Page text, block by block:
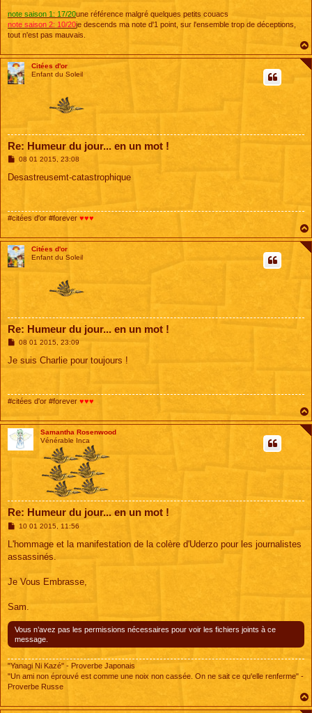
note saison 1: 17/20une référence malgré quelques petits couacs
note saison 2: 10/20je descends ma note d'1 point, sur l'ensemble trop de déceptions,
tout n'est pas mauvais.
Citées d'or
Enfant du Soleil
Re: Humeur du jour... en un mot !
M
s
08 01 2015, 23:08
Desastreusemt-catastrophique
#citées d'or #forever ♥♥♥
Citées d'or
Enfant du Soleil
Re: Humeur du jour... en un mot !
M
s
08 01 2015, 23:09
Je suis Charlie pour toujours !
#citées d'or #forever ♥♥♥
Samantha Rosenwood
Vénérable Inca
Re: Humeur du jour... en un mot !
M
s
a
10 01 2015, 11:56
L'hommage et la manifestation de la colère d'Uderzo pour les journalistes
assassinés.
Je Vous Embrasse,
Sam.
Vous n’avez pas les permissions nécessaires pour voir les fichiers joints à ce
message.
"Yanagi Ni Kazé" - Proverbe Japonais
"Un ami non éprouvé est comme une noix non cassée. On ne sait ce qu'elle renferme" -
Proverbe Russe